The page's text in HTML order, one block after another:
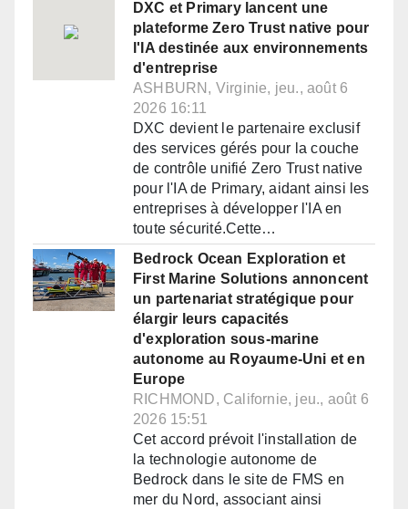
DXC et Primary lancent une
plateforme Zero Trust native pour
l'IA destinée aux environnements
d'entreprise
ASHBURN, Virginie, jeu., août 6
2026 16:11
DXC devient le partenaire exclusif
des services gérés pour la couche
de contrôle unifié Zero Trust native
pour l'IA de Primary, aidant ainsi les
entreprises à développer l'IA en
toute sécurité.Cette…
Bedrock Ocean Exploration et
First Marine Solutions annoncent
un partenariat stratégique pour
élargir leurs capacités
d'exploration sous-marine
autonome au Royaume-Uni et en
Europe
RICHMOND, Californie, jeu., août 6
2026 15:51
Cet accord prévoit l'installation de
la technologie autonome de
Bedrock dans le site de FMS en
mer du Nord, associant ainsi